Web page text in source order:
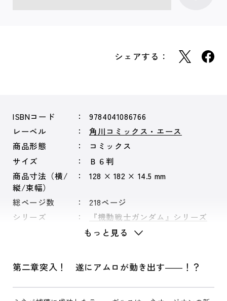
シェアする：
ISBNコード
9784041086766
レーベル
角川コミックス・エース
商品形態
コミックス
サイズ
Ｂ６判
商品寸法（横/
縦/束幅）
128 × 182 × 14.5 mm
総ページ数
218ページ
シリーズ
『機動戦士ガンダム』シリーズ
もっと見る
第二章突入！ 遂にアムロが動き出す――！？